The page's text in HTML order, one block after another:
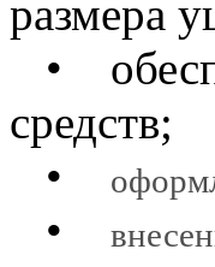
размера
•
средств;
•
•